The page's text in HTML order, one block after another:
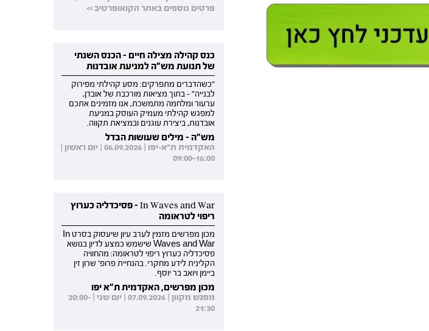
פרטים נוספים באתר הקואופרטיב >>
כנס קהילה מצילה חיים - הכנס השנתי
של תנועת מש"ה למניעת אובדנות
"כשהדברים מתפרקים: מסע קהילתי מפירוק
לבנייה" - בתוך מציאות מורכבת של אובדן,
ערעור ומלחמה מתמשכת, אנו מזמינים אתכם
למפגש קהילתי מעמיק העוסק במניעת
אובדנות, ביצירת עוגנים ובמציאת תקווה.
מש"ה - מילים שעושות הבדל
האקדמית ת"א-יפו | 06.09.2026 | יום ראשון |
09:00-16:00
In Waves and War - פסיכדליה כערוץ
ריפוי לטראומה
מכון מפרשים מזמין לערב עיון שיעסוק בסרט In
Waves and War שישמש כמצע לדיון בנושא
פסיכדליה כערוץ ריפוי לטראומה: מהחוויה
הקלינית לידע מחקרי. בהנחיית פרופ' שרון זין
ביימן ויואב בר יוסף.
מכון מפרשים, האקדמית ת"א יפו
מפגש מקוון | 07.09.2026 | יום שני | 20:00-
21:30